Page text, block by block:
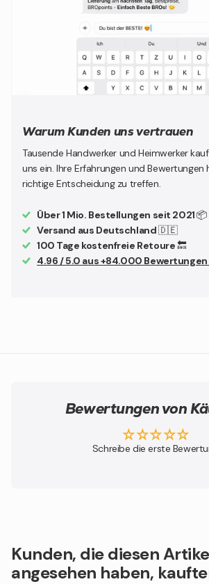
Leerlaufdrehzahl: 1000-3200 min-1
Schnitttiefe Holz: 135 mm
Schnitttiefe Aluminium: 25 mm
Schalldruck: 86 dB(A)
Schallleistung: 97 dB(A)
Schallleistung-Unsicherheitsfaktor K2: 3 dB(A)
Hand/Arm Vibration (Sägen von Holz): 13.3 m/s²
Bei gewerblicher Nutzung beachten Sie
Bauvorschriften!
Warum Kunden uns vertrauen
Tausende Handwerker und Heimwerker
uns ein. Ihre Erfahrungen und Bewertungen
richtige Entscheidung zu treffen.
Über 1 Mio. Bestellungen seit 2021📦
Versand aus Deutschland🇩🇪
100 Tage kostenfreie Retoure🔙
4.96 / 5.0 aus +84.000 Bewertungen
Bewertungen von
Schreibe die erste
Kunden, die diesen
angesehen haben,